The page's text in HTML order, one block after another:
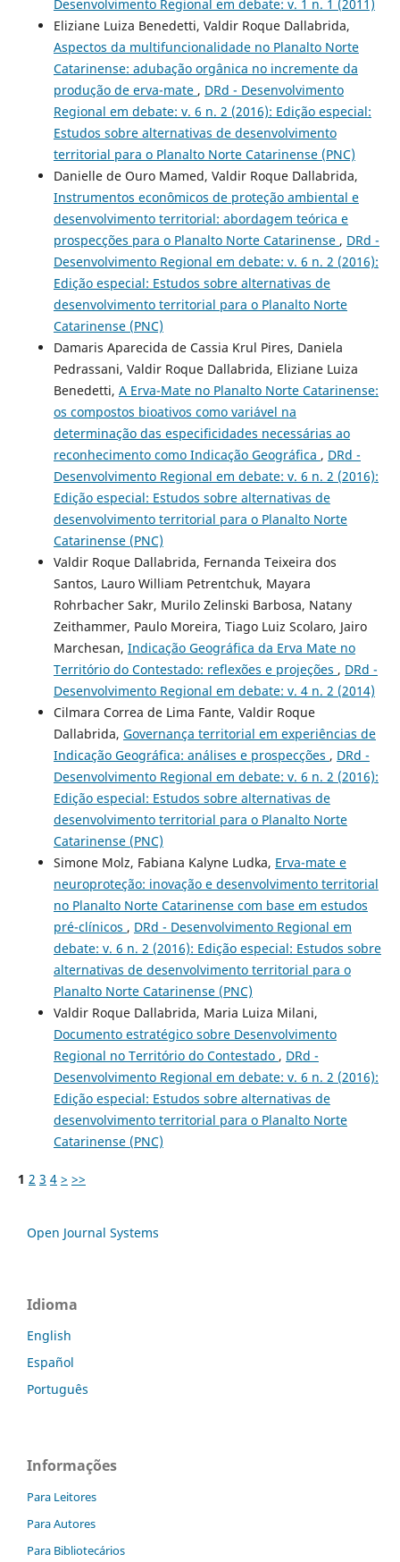
Desenvolvimento Regional em debate: v. 1 n. 1 (2011)
Eliziane Luiza Benedetti, Valdir Roque Dallabrida,
Aspectos da multifuncionalidade no Planalto Norte
Catarinense: adubação orgânica no incremente da
produção de erva-mate , DRd - Desenvolvimento
Regional em debate: v. 6 n. 2 (2016): Edição especial:
Estudos sobre alternativas de desenvolvimento
territorial para o Planalto Norte Catarinense (PNC)
Danielle de Ouro Mamed, Valdir Roque Dallabrida,
Instrumentos econômicos de proteção ambiental e
desenvolvimento territorial: abordagem teórica e
prospecções para o Planalto Norte Catarinense , DRd -
Desenvolvimento Regional em debate: v. 6 n. 2 (2016):
Edição especial: Estudos sobre alternativas de
desenvolvimento territorial para o Planalto Norte
Catarinense (PNC)
Damaris Aparecida de Cassia Krul Pires, Daniela
Pedrassani, Valdir Roque Dallabrida, Eliziane Luiza
Benedetti, A Erva-Mate no Planalto Norte Catarinense:
os compostos bioativos como variável na
determinação das especificidades necessárias ao
reconhecimento como Indicação Geográfica , DRd -
Desenvolvimento Regional em debate: v. 6 n. 2 (2016):
Edição especial: Estudos sobre alternativas de
desenvolvimento territorial para o Planalto Norte
Catarinense (PNC)
Valdir Roque Dallabrida, Fernanda Teixeira dos
Santos, Lauro William Petrentchuk, Mayara
Rohrbacher Sakr, Murilo Zelinski Barbosa, Natany
Zeithammer, Paulo Moreira, Tiago Luiz Scolaro, Jairo
Marchesan, Indicação Geográfica da Erva Mate no
Território do Contestado: reflexões e projeções , DRd -
Desenvolvimento Regional em debate: v. 4 n. 2 (2014)
Cilmara Correa de Lima Fante, Valdir Roque
Dallabrida, Governança territorial em experiências de
Indicação Geográfica: análises e prospecções , DRd -
Desenvolvimento Regional em debate: v. 6 n. 2 (2016):
Edição especial: Estudos sobre alternativas de
desenvolvimento territorial para o Planalto Norte
Catarinense (PNC)
Simone Molz, Fabiana Kalyne Ludka, Erva-mate e
neuroproteção: inovação e desenvolvimento territorial
no Planalto Norte Catarinense com base em estudos
pré-clínicos , DRd - Desenvolvimento Regional em
debate: v. 6 n. 2 (2016): Edição especial: Estudos sobre
alternativas de desenvolvimento territorial para o
Planalto Norte Catarinense (PNC)
Valdir Roque Dallabrida, Maria Luiza Milani,
Documento estratégico sobre Desenvolvimento
Regional no Território do Contestado , DRd -
Desenvolvimento Regional em debate: v. 6 n. 2 (2016):
Edição especial: Estudos sobre alternativas de
desenvolvimento territorial para o Planalto Norte
Catarinense (PNC)
1 2 3 4 > >>
Open Journal Systems
Idioma
English
Español
Português
Informações
Para Leitores
Para Autores
Para Bibliotecários